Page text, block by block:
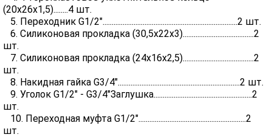
(20х26х1,5)........4 шт.
5. Переходник G1/2"..........................................................................2 шт.
6. Силиконовая прокладка (30,5х22х3).......................................2
шт.
7. Силиконовая прокладка (24х16х2,5).......................................2
шт.
8. Накидная гайка G3/4"...................................................................2 шт.
9. Уголок G1/2" - G3/4"Заглушка......................................................2
шт.
10. Переходная муфта G1/2"...........................................................2
шт.